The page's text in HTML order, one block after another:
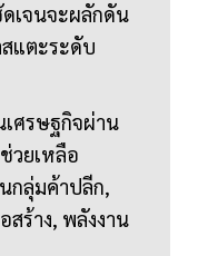
เจนจะผลักดัน
แตะระดับ
ศรษฐกิจผ่าน
วยเหลือ
กลุ่มค้าปลีก,
ร้าง, พลังงาน